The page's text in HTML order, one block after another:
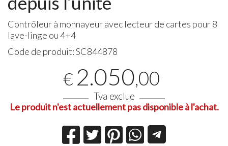
Contrôleur à monnayeur avec lecteur de cartes pour 8
lave-linge ou 4+4
Code de produit:SC844878
€ 2.050,00
Tva exclue
Le produit n'est actuellement pas disponible à l'achat.